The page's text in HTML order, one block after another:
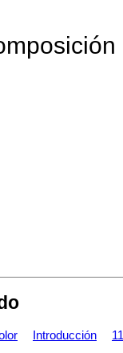
Introducción